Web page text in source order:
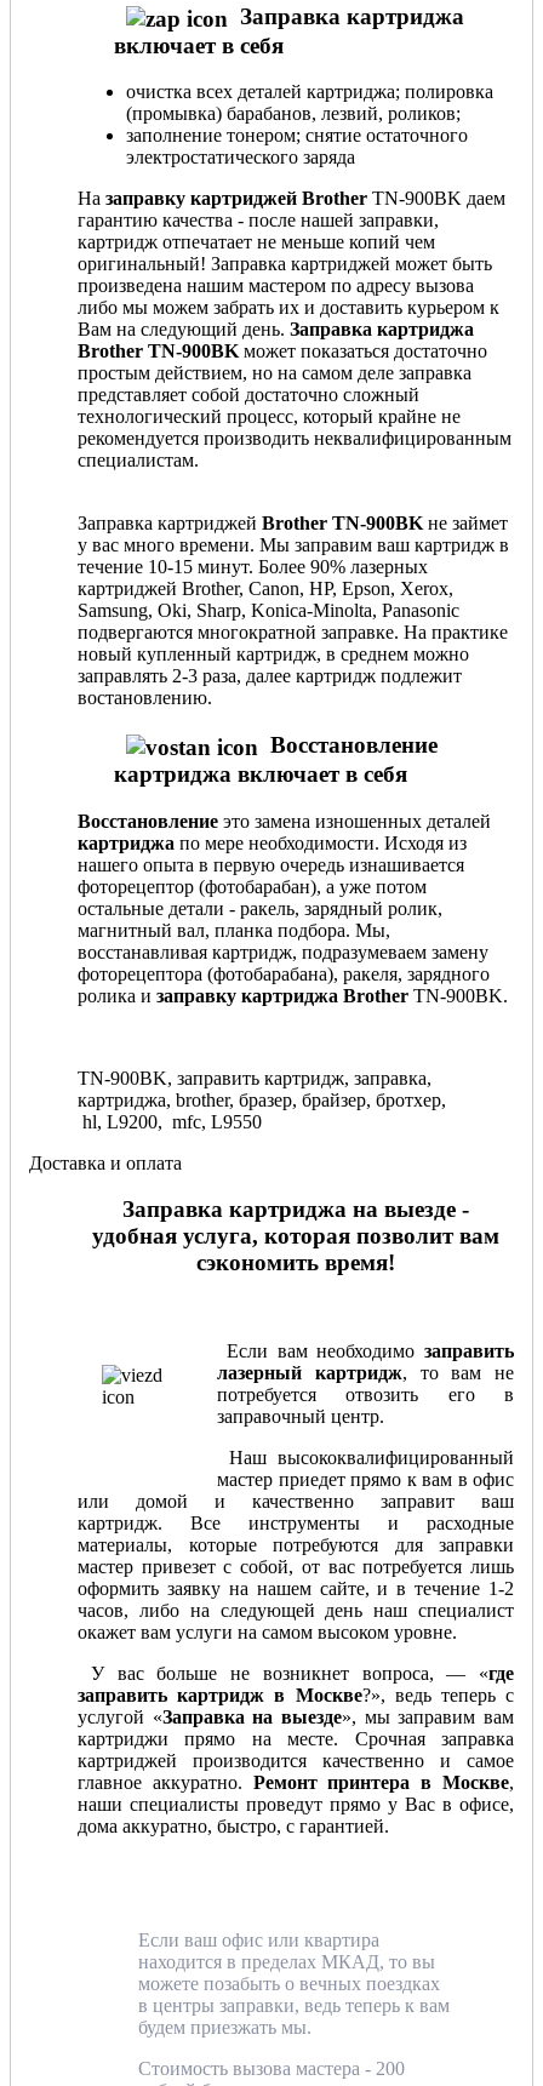
Заправка картриджа
включает в себя
очистка всех деталей картриджа; полировка
(промывка) барабанов, лезвий, роликов;
заполнение тонером; снятие остаточного
электростатического заряда
На заправку картриджей Brother TN-900BK даем
гарантию качества - после нашей заправки,
картридж отпечатает не меньше копий чем
оригинальный! Заправка картриджей может быть
произведена нашим мастером по адресу вызова
либо мы можем забрать их и доставить курьером к
Вам на следующий день. Заправка картриджа
Brother TN-900BK может показаться достаточно
простым действием, но на самом деле заправка
представляет собой достаточно сложный
технологический процесс, который крайне не
рекомендуется производить неквалифицированным
специалистам.
Заправка картриджей Brother TN-900BK не займет
у вас много времени. Мы заправим ваш картридж в
течение 10-15 минут. Более 90% лазерных
картриджей Brother, Canon, HP, Epson, Xerox,
Samsung, Oki, Sharp, Konica-Minolta, Panasonic
подвергаются многократной заправке. На практике
новый купленный картридж, в среднем можно
заправлять 2-3 раза, далее картридж подлежит
востановлению.
Восстановление
картриджа включает в себя
Восстановление это замена изношенных деталей
картриджа по мере необходимости. Исходя из
нашего опыта в первую очередь изнашивается
фоторецептор (фотобарабан), а уже потом
остальные детали - ракель, зарядный ролик,
магнитный вал, планка подбора. Мы,
восстанавливая картридж, подразумеваем замену
фоторецептора (фотобарабана), ракеля, зарядного
ролика и заправку картриджа Brother TN-900BK.
TN-900BK, заправить картридж, заправка,
картриджа, brother, бразер, брайзер, бротхер,
hl, L9200, mfc, L9550
Доставка и оплата
Заправка картриджа на выезде -
удобная услуга, которая позволит вам
сэкономить время!
Если вам необходимо заправить
лазерный картридж, то вам не
потребуется отвозить его в
заправочный центр.
Наш высококвалифицированный
мастер приедет прямо к вам в офис
или домой и качественно заправит ваш
картридж. Все инструменты и расходные
материалы, которые потребуются для заправки
мастер привезет с собой, от вас потребуется лишь
оформить заявку на нашем сайте, и в течение 1-2
часов, либо на следующей день наш специалист
окажет вам услуги на самом высоком уровне.
У вас больше не возникнет вопроса, — «где
заправить картридж в Москве?», ведь теперь с
услугой «Заправка на выезде», мы заправим вам
картриджи прямо на месте. Срочная заправка
картриджей производится качественно и самое
главное аккуратно. Ремонт принтера в Москве,
наши специалисты проведут прямо у Вас в офисе,
дома аккуратно, быстро, с гарантией.
Если ваш офис или квартира
находится в пределах МКАД, то вы
можете позабыть о вечных поездках
в центры заправки, ведь теперь к вам
будем приезжать мы.
Стоимость вызова мастера - 200